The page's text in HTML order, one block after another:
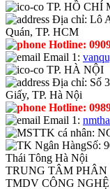
TP. HỒ CHÍ
Địa chỉ: Lô
Quán, TP. HCM
Hotline:
Email 1:
TP. HÀ NỘI
Địa chỉ: Số
Giấy, TP. Hà Nội
Hotline:
Email 1:
TK cá nhân:
Số:
Thái Tông Hà Nội
TRUNG TÂM
TMDV CÔNG